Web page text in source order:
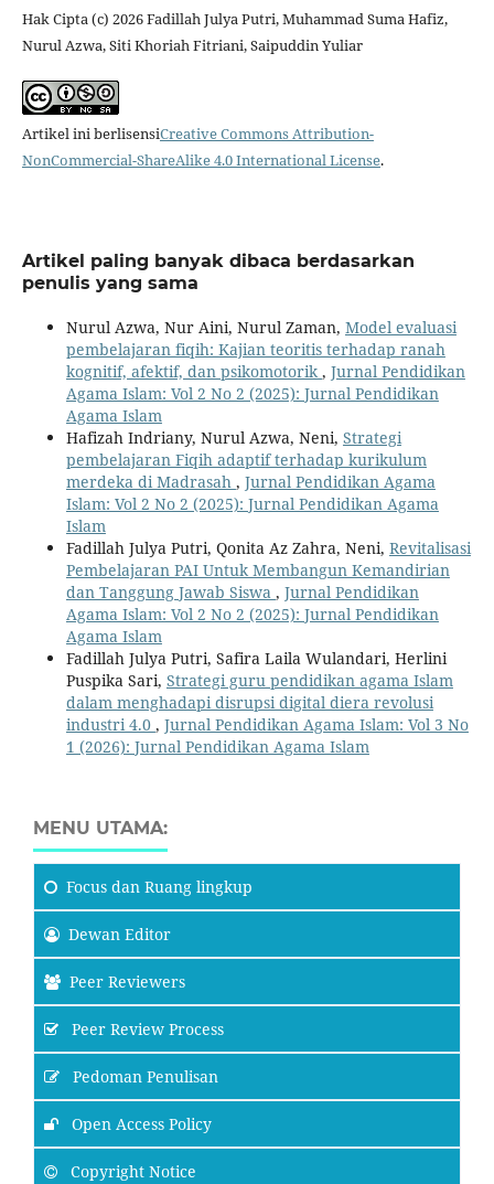
Hak Cipta (c) 2026 Fadillah Julya Putri, Muhammad Suma Hafiz,
Nurul Azwa, Siti Khoriah Fitriani, Saipuddin Yuliar
Artikel ini berlisensiCreative Commons Attribution-
NonCommercial-ShareAlike 4.0 International License.
Artikel paling banyak dibaca berdasarkan
penulis yang sama
Nurul Azwa, Nur Aini, Nurul Zaman, Model evaluasi
pembelajaran fiqih: Kajian teoritis terhadap ranah
kognitif, afektif, dan psikomotorik , Jurnal Pendidikan
Agama Islam: Vol 2 No 2 (2025): Jurnal Pendidikan
Agama Islam
Hafizah Indriany, Nurul Azwa, Neni, Strategi
pembelajaran Fiqih adaptif terhadap kurikulum
merdeka di Madrasah , Jurnal Pendidikan Agama
Islam: Vol 2 No 2 (2025): Jurnal Pendidikan Agama
Islam
Fadillah Julya Putri, Qonita Az Zahra, Neni, Revitalisasi
Pembelajaran PAI Untuk Membangun Kemandirian
dan Tanggung Jawab Siswa , Jurnal Pendidikan
Agama Islam: Vol 2 No 2 (2025): Jurnal Pendidikan
Agama Islam
Fadillah Julya Putri, Safira Laila Wulandari, Herlini
Puspika Sari, Strategi guru pendidikan agama Islam
dalam menghadapi disrupsi digital diera revolusi
industri 4.0 , Jurnal Pendidikan Agama Islam: Vol 3 No
1 (2026): Jurnal Pendidikan Agama Islam
MENU UTAMA:
Focus dan Ruang lingkup
Dewan Editor
Peer Reviewers
Peer Review Process
Pedoman Penulisan
Open Access Policy
Copyright Notice